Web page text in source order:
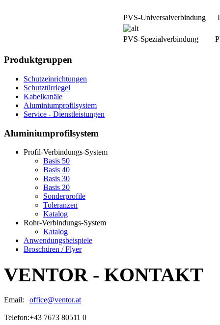
PVS-Universalverbindung
PVS-Spezialverbindung
Produktgruppen
Schutzeinrichtungen
Schutztürriegel
Kabelkanäle
Aluminiumprofilsystem
Service - Dienstleistungen
Aluminiumprofilsystem
Profil-Verbindungs-System
Basis 50
Basis 40
Basis 30
Basis 20
Sonderprofile
Toleranzen
Katalog
Rohr-Verbindungs-System
Katalog
Anwendungsbeispiele
Broschüren / Flyer
VENTOR - KONTAKT
Email: office@ventor.at
Telefon:+43 7673 80511 0